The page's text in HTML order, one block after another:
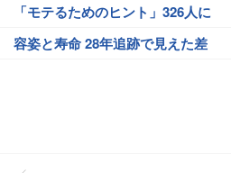
「モテるためのヒント」326人に
容姿と寿命 28年追跡で見えた差